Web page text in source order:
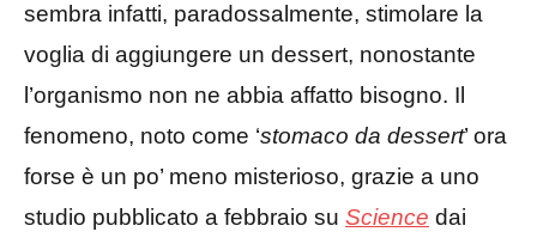
sembra infatti, paradossalmente, stimolare la
voglia di aggiungere un dessert, nonostante
l’organismo non ne abbia affatto bisogno. Il
fenomeno, noto come ‘stomaco da dessert’ ora
forse è un po’ meno misterioso, grazie a uno
studio pubblicato a febbraio su Science dai